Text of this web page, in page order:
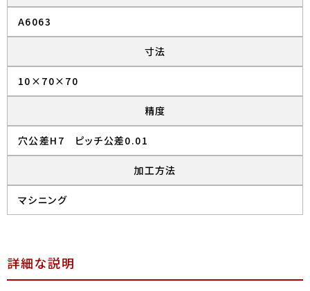
A6063
寸法
10×70×70
精度
穴公差H7 ピッチ公差0.01
加工方法
マシニング
詳細な説明